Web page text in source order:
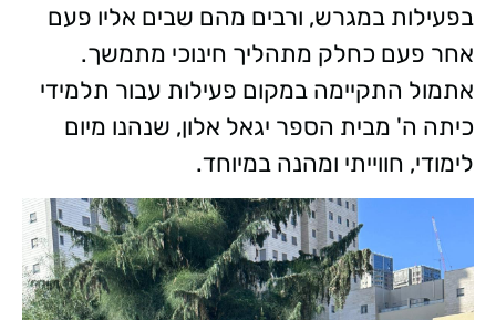
בפעילות במגרש, ורבים מהם שבים אליו פעם
אחר פעם כחלק מתהליך חינוכי מתמשך.
אתמול התקיימה במקום פעילות עבור תלמידי
כיתה ה' מבית הספר יגאל אלון, שנהנו מיום
לימודי, חווייתי ומהנה במיוחד.